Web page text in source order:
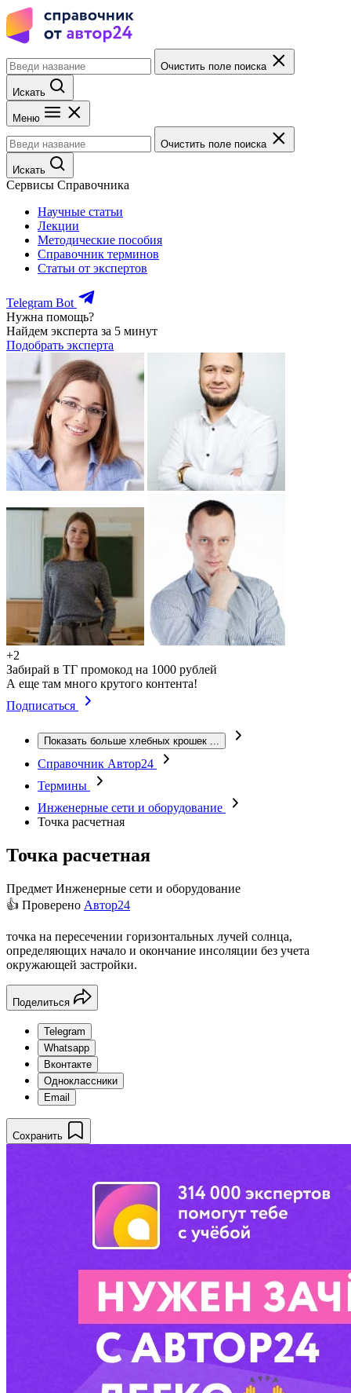
Очистить поле поиска
Искать
Меню
Очистить поле поиска
Искать
Сервисы Справочника
Научные статьи
Лекции
Методические пособия
Справочник терминов
Статьи от экспертов
Telegram Bot
Нужна помощь?
Найдем эксперта за 5 минут
Подобрать эксперта
+2
Забирай в ТГ промокод на 1000 рублей
А еще там много крутого контента!
Подписаться
Показать больше хлебных крошек ...
Справочник Автор24
Термины
Инженерные сети и оборудование
Точка расчетная
Точка расчетная
Предмет Инженерные сети и оборудование
👍 Проверено Автор24
точка на пересечении горизонтальных лучей солнца,
определяющих начало и окончание инсоляции без учета
окружающей застройки.
Поделиться
Telegram
Whatsapp
Вконтакте
Одноклассники
Email
Сохранить